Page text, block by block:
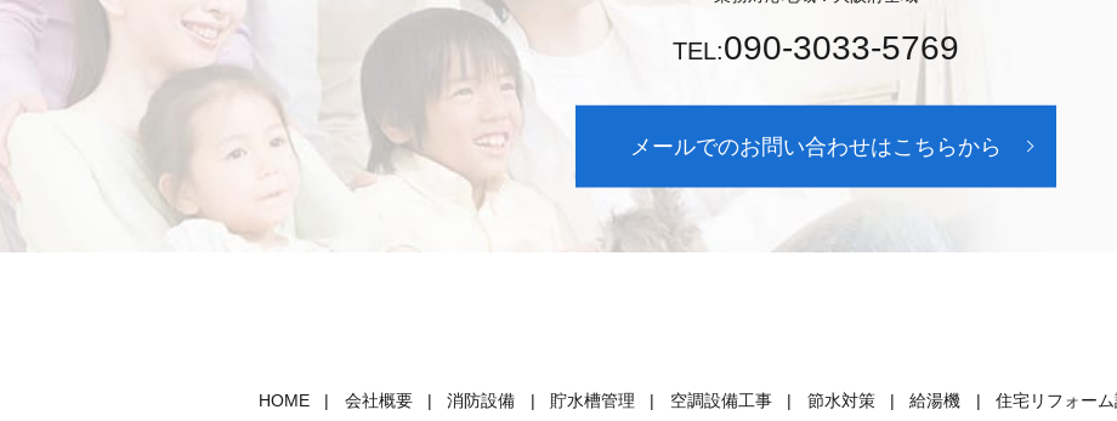
TEL:090-3033-5769
メールでのお問い合わせはこちらから
HOME 会社概要 消防設備 貯水槽管理 空調設備工事 節水対策 給湯機 住宅リフォー